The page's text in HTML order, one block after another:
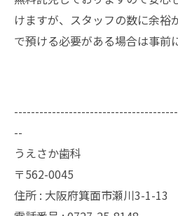
けますが、スタッフの数に余裕
で預ける必要がある場合は事前
--
うえさか歯科
〒562-0045
住所 : 大阪府箕面市瀬川3-1-13